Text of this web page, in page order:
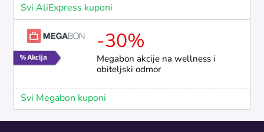
Svi AliExpress kuponi
-30%
Megabon akcije na wellness i
obiteljski odmor
Svi Megabon kuponi